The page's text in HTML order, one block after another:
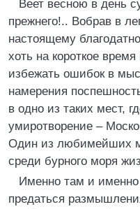
Веет весною в день
прежнего!.. Вобрав в
настоящему
хоть на короткое
избежать ошибок в
намерения
в одно из таких мест,
умиротворение –
Один из любимейших
среди бурного моря
Именно там и именно
предаться